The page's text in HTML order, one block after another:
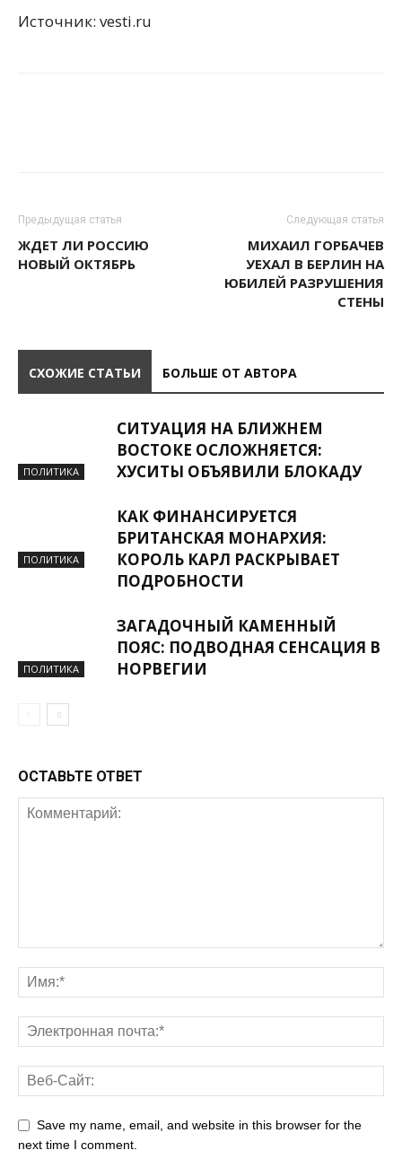
Источник: vesti.ru
Предыдущая статья
ЖДЕТ ЛИ РОССИЮ
НОВЫЙ ОКТЯБРЬ
Следующая статья
МИХАИЛ ГОРБАЧЕВ
УЕХАЛ В БЕРЛИН НА
ЮБИЛЕЙ РАЗРУШЕНИЯ
СТЕНЫ
СХОЖИЕ СТАТЬИ БОЛЬШЕ ОТ АВТОРА
ПОЛИТИКА
СИТУАЦИЯ НА БЛИЖНЕМ
ВОСТОКЕ ОСЛОЖНЯЕТСЯ:
ХУСИТЫ ОБЪЯВИЛИ БЛОКАДУ
ПОЛИТИКА
КАК ФИНАНСИРУЕТСЯ
БРИТАНСКАЯ МОНАРХИЯ:
КОРОЛЬ КАРЛ РАСКРЫВАЕТ
ПОДРОБНОСТИ
ПОЛИТИКА
ЗАГАДОЧНЫЙ КАМЕННЫЙ
ПОЯС: ПОДВОДНАЯ СЕНСАЦИЯ В
НОРВЕГИИ
ОСТАВЬТЕ ОТВЕТ
Save my name, email, and website in this browser for the
next time I comment.